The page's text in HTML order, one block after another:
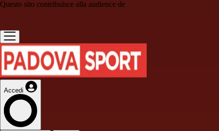
Questo sito contribuisce alla audience de
Accedi